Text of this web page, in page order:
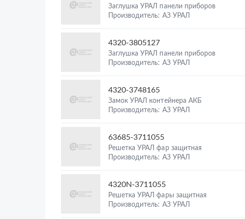
Заглушка УРАЛ панели приборов
Производитель: АЗ УРАЛ
4320-3805127
Заглушка УРАЛ панели приборов
Производитель: АЗ УРАЛ
4320-3748165
Замок УРАЛ контейнера АКБ
Производитель: АЗ УРАЛ
63685-3711055
Решетка УРАЛ фар защитная
Производитель: АЗ УРАЛ
4320N-3711055
Решетка УРАЛ фары защитная
Производитель: АЗ УРАЛ